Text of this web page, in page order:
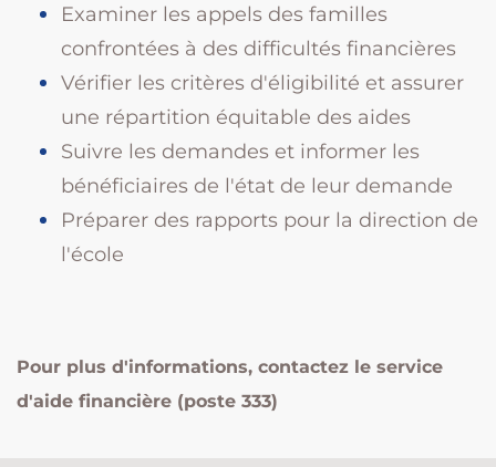
Examiner les appels des familles
confrontées à des difficultés financières
Vérifier les critères d'éligibilité et assurer
une répartition équitable des aides
Suivre les demandes et informer les
bénéficiaires de l'état de leur demande
Préparer des rapports pour la direction de
l'école
Pour plus d'informations, contactez le service
d'aide financière (poste 333)